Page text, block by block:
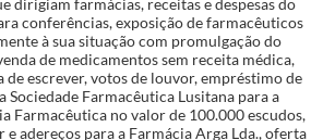
conferências, exposição de farmacêuticos
à sua situação com promulgação do
de medicamentos sem receita médica,
de escrever, votos de louvor, empréstimo de
Sociedade Farmacêutica Lusitana para a
Farmacêutica no valor de 100.000 escudos,
e adereços para a Farmácia Arga Lda., oferta